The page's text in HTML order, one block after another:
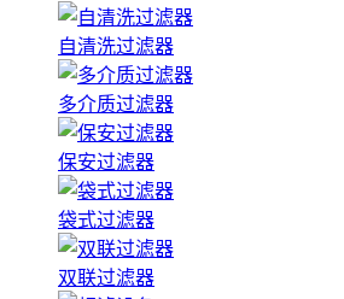
自清洗过滤器
多介质过滤器
保安过滤器
袋式过滤器
双联过滤器